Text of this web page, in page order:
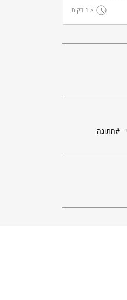
אינם כשירים
גברים מסורבי גט
< 1 דקות
חתונה